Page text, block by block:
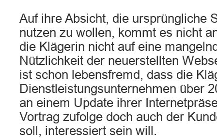
Auf ihre Absicht, die ursprüngliche
nutzen zu wollen, kommt es nicht
die Klägerin nicht auf eine
Nützlichkeit der neuerstellten
ist schon lebensfremd, dass die
Dienstleistungsunternehmen über
an einem Update ihrer
Vortrag zufolge doch auch der
soll, interessiert sein will.